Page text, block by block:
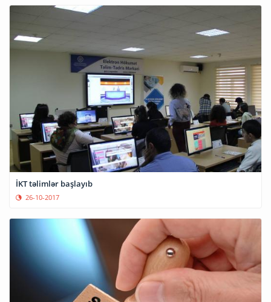
İKT təlimlər başlayıb
26-10-2017